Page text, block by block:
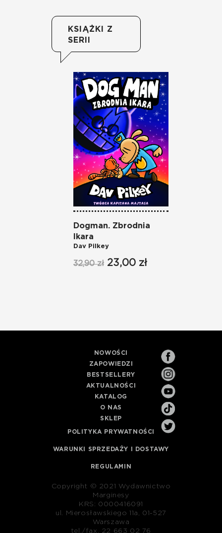
KSIĄŻKI Z
SERII
Dogman. Zbrodnia
Ikara
Dav Pilkey
32,90 zł 23,00 zł
NOWOŚCI
ZAPOWIEDZI
BESTSELLERY
AKTUALNOŚCI
KATALOG
O NAS
SKLEP
POLITYKA PRYWATNOŚCI
WARUNKI SPRZEDAŻY I DOSTAWY
REGULAMIN
Copyright © 2021 Wydawnictwo
Marginesy
KRS: 0000416091
ul. Mierosławskiego 11a, 01-527
Warszawa
tel./fax. 22 663 02 76